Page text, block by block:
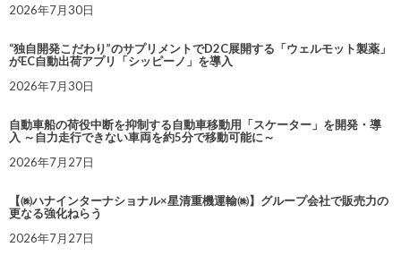
2026年7月30日
“独自開発こだわり”のサプリメントでD2C展開する「ウェルモット製薬」
がEC自動出荷アプリ「シッピーノ」を導入
2026年7月30日
自動車船の荷役中断を抑制する自動車移動用「スケーター」を開発・導
入 ～自力走行できない車両を約5分で移動可能に～
2026年7月27日
【㈱ハナインターナショナル×星清重機運輸㈱】グループ会社で販売力の
更なる強化ねらう
2026年7月27日